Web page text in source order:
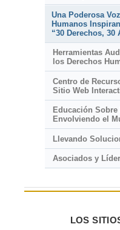
Una Poderosa
Humanos
“30 Derechos, 30
Herramientas
los Derechos
Centro de
Sitio Web
Educación
Envolviendo el
Llevando
Asociados y
LOS